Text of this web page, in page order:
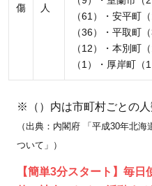
こ
切
傷
人
（61）・安平町
（36）・平取町
（12）・本別町
（1）・厚岸町（
※（）内は市町村ごとの人
（出典：内閣府 「平成30年北
ついて」）
【簡単3分スタート】毎